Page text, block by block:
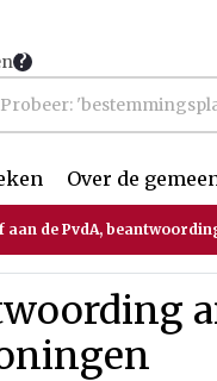
Over de
de PvdA, beantwoording art 39